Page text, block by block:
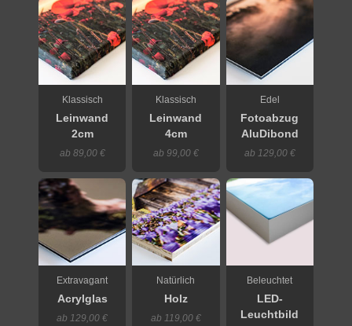
Klassisch
Leinwand
2cm
ab 89,00 €
Klassisch
Leinwand
4cm
ab 99,00 €
Edel
Fotoabzug
AluDibond
ab 129,00 €
Extravagant
Acrylglas
ab 129,00 €
Natürlich
Holz
ab 119,00 €
Beleuchtet
LED-
Leuchtbild